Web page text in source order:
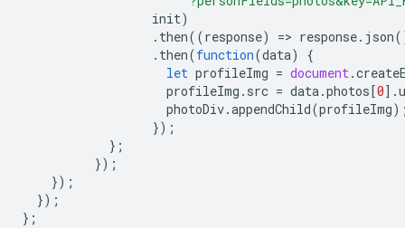
init)
. then((response) => response. json
. then(function(data)
{
let profileImg = document.
profileImg . src = data.photos [0].
photoDiv.appendChild(profileImg
});
};
});
});
});
};